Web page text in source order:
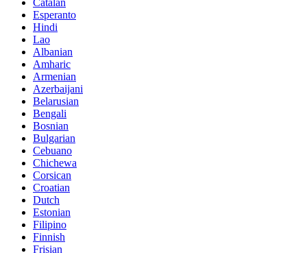
Esperanto
Hindi
Lao
Albanian
Amharic
Armenian
Azerbaijani
Belarusian
Bengali
Bosnian
Bulgarian
Cebuano
Chichewa
Corsican
Croatian
Dutch
Estonian
Filipino
Finnish
Frisian